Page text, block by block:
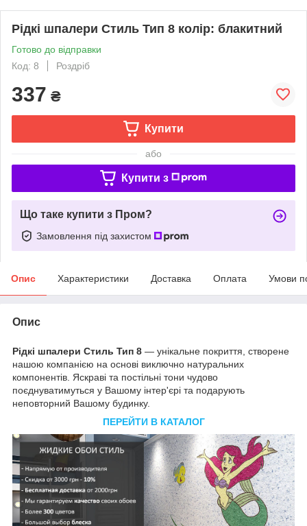
Рідкі шпалери Стиль Тип 8 колір: блакитний
Готово до відправки
Код: 8
Роздріб
337 ₴
Купити
або
Купити з
Що таке купити з Пром?
Замовлення під захистом
Опис Характеристики Доставка Оплата Умови
Опис
Рідкі шпалери Стиль Тип 8 — унікальне покриття, створене
нашою компанією на основі виключно натуральних
компонентів. Яскраві та постільні тони чудово
поєднуватимуться у Вашому інтер'єрі та подарують
неповторний Вашому будинку.
ПЕРЕЙТИ В КАТАЛОГ